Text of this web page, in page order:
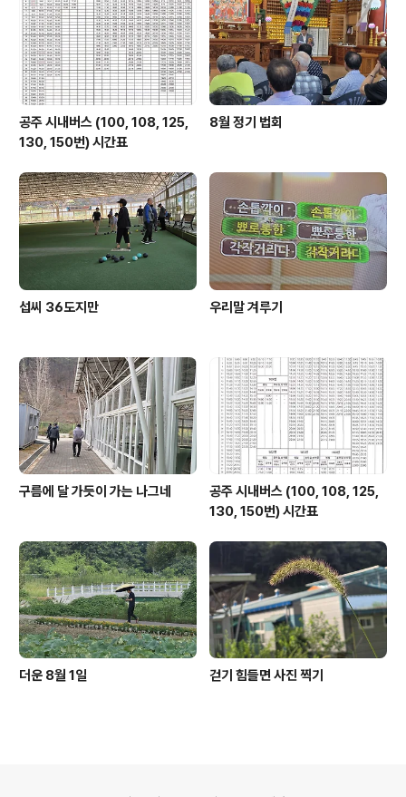
쿼이아와 함께 모든 사람에게 볼거리를 제공하는 공주의
명소 이다. 올 여름에도 좋은 경치가 기대된다.
공주 시내버스 (100, 108, 125,
130, 150번) 시간표
8월 정기 법회
섭씨 36도지만 우리말 겨루기
구름에 달 가듯이 가는 나그네
공주 시내버스 (100, 108, 125,
130, 150번) 시간표
더운 8월 1일 걷기 힘들면 사진 찍기